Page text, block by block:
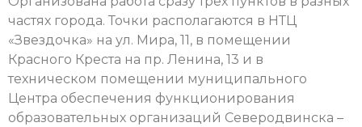
частях города. Точки располагаются в НТЦ
«Звездочка» на ул. Мира, 11, в помещении
Красного Креста на пр. Ленина, 13 и в
техническом помещении муниципального
Центра обеспечения функционирования
образовательных организаций Северодвинска –